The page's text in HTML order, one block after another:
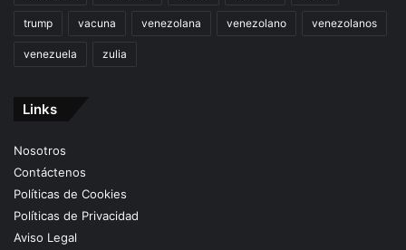
trump vacuna venezolana venezolano venezolanos
venezuela zulia
Links
Nosotros
Contáctenos
Políticas de Cookies
Políticas de Privacidad
Aviso Legal